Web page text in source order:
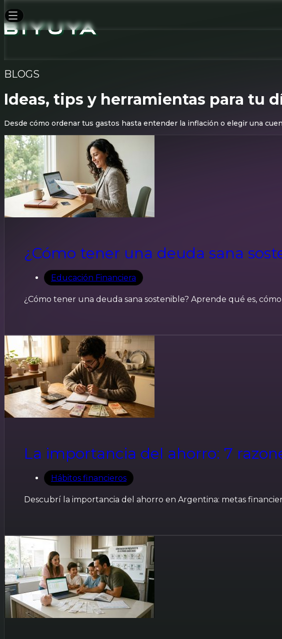
BLOGS
Ideas, tips y herramientas para tu
Desde cómo ordenar tus gastos hasta entender la inflación o elegir una
¿Cómo tener una deuda sana
Educación Financiera
¿Cómo tener una deuda sana sostenible? Aprende qué es,
La importancia del ahorro: 7
Hábitos financieros
Descubrí la importancia del ahorro en Argentina: metas